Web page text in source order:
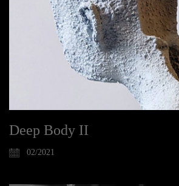
Deep Body II
02/2021